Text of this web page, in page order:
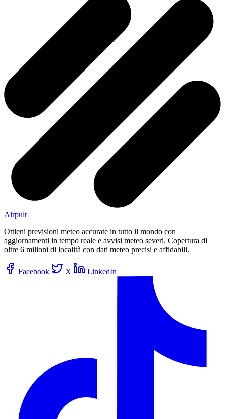
Airpult
Ottieni previsioni meteo accurate in tutto il mondo con
aggiornamenti in tempo reale e avvisi meteo severi. Copertura di
oltre 6 milioni di località con dati meteo precisi e affidabili.
Facebook X LinkedIn